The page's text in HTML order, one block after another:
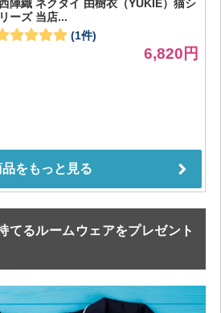
るルームウェアをプレゼント